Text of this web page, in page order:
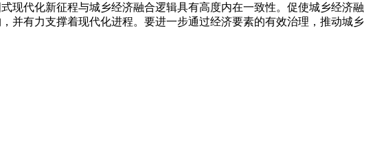
现代化新征程与城乡经济融合逻辑具有高度内在一致性。促使城乡经济融
并有力支撑着现代化进程。要进一步通过经济要素的有效治理，推动城乡